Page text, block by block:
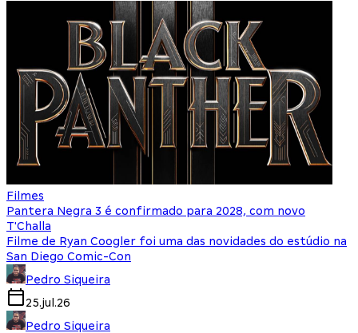
Filmes
Pantera Negra 3 é confirmado para 2028, com novo
T'Challa
Filme de Ryan Coogler foi uma das novidades do estúdio na
San Diego Comic-Con
Pedro Siqueira
25.jul.26
Pedro Siqueira